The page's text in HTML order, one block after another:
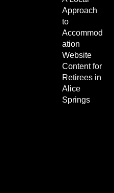
Approach
to
Accommod
ation
Website
Content for
Retirees in
Alice
Springs